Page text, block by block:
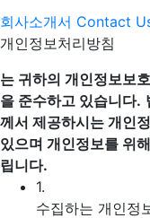
회사소개서 Contact
개인정보처리방침
는 귀하의 개인정보보
을 준수하고 있습니다.
께서 제공하시는 개인
있으며 개인정보를 위
립니다.
1.
수집하는 개인정